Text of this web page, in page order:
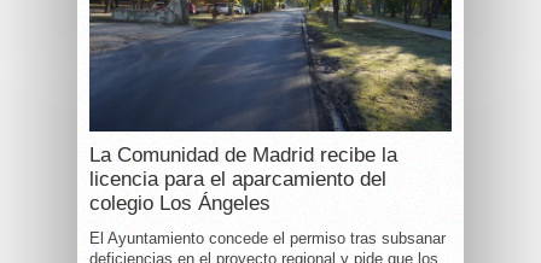
La Comunidad de Madrid recibe la
licencia para el aparcamiento del
colegio Los Ángeles
El Ayuntamiento concede el permiso tras subsanar
deficiencias en el proyecto regional y pide que los